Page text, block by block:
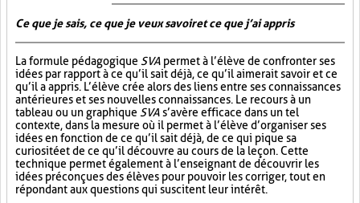
Ce que je sais, ce que je veux savoir et ce que j’ai appris
La formule pédagogique SVA permet à l’élève de confronter ses
idées par rapport à ce qu’il sait déjà, ce qu’il aimerait savoir et ce
qu’il a appris. L’élève crée alors des liens entre ses connaissances
antérieures et ses nouvelles connaissances. Le recours à un
tableau ou un graphique SVA s’avère efficace dans un tel
contexte, dans la mesure où il permet à l’élève d’organiser ses
idées en fonction de ce qu’il sait déjà, de ce qui pique sa
curiosité et de ce qu’il découvre au cours de la leçon. Cette
technique permet également à l’enseignant de découvrir les
idées préconçues des élèves pour pouvoir les corriger, tout en
répondant aux questions qui suscitent leur intérêt.